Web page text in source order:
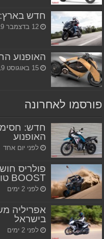
חדש בארץ:
12 בדצמבר 2019
האופנוע
15 באוגוסט 2019
פורסמו לאחרונה
חדש:
האופנוע
לפני יום אחד
BOOST טורבו
לפני 2 ימים
בישראל
לפני 2 ימים